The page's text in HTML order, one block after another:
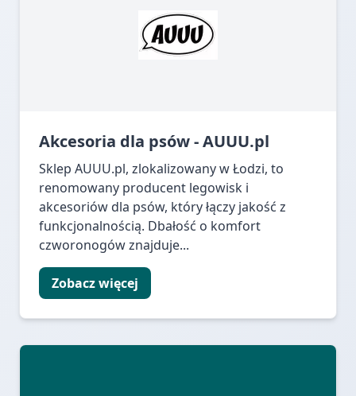
Akcesoria dla psów - AUUU.pl
Sklep AUUU.pl, zlokalizowany w Łodzi, to
renomowany producent legowisk i
akcesoriów dla psów, który łączy jakość z
funkcjonalnością. Dbałość o komfort
czworonogów znajduje...
Zobacz więcej